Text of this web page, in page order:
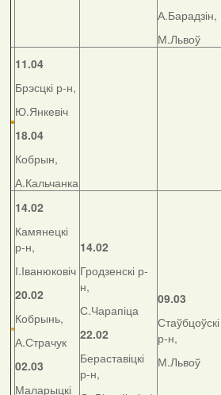
А.Барадзін,
М.Львоў
11.04
Брэсцкі р-н,
Ю.Янкевіч
18.04
Кобрын,
А.Кальчанка
14.02
Камянецкі
р-н,
І.Іванюковіч
20.02
Кобрынь,
А.Страчук
02.03
Маларыцкі
14.02
Гродзенскі р-
н,
С.Чарапіца
22.02
Бераставіцкі
р-н,
09.03
Стаўбцоўскі
р-н,
М.Львоў